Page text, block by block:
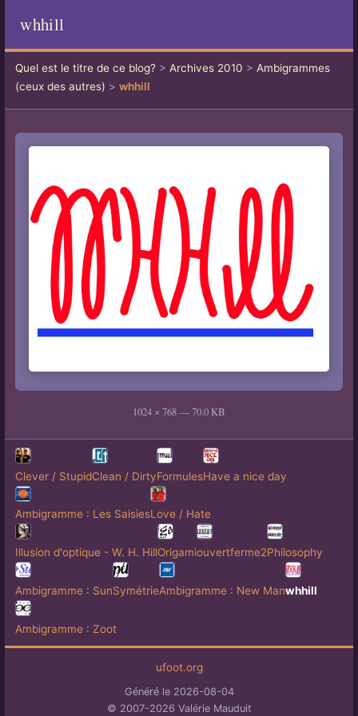
whhill
Quel est le titre de ce blog?> Archives 2010 > Ambigrammes
(ceux des autres) > whhill
1024 × 768 — 70.0 KB
Clever / StupidClean / DirtyFormulesHave a nice day
Ambigramme : Les SaisiesLove / Hate
Illusion d'optique - W. H. HillOrigamiouvertferme2Philosophy
Ambigramme : SunSymétrieAmbigramme : New Manwhhill
Ambigramme : Zoot
ufoot.org
Généré le 2026-08-04
© 2007-2026 Valérie Mauduit